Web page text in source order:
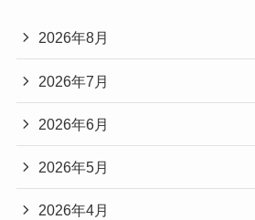
2026年8月
2026年7月
2026年6月
2026年5月
2026年4月